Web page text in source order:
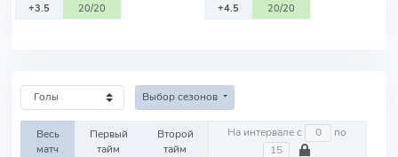
+3.5
20/20
+4.5
20/20
Выбор сезонов
Весь
матч
Первый
тайм
Второй
тайм
На интервале с по